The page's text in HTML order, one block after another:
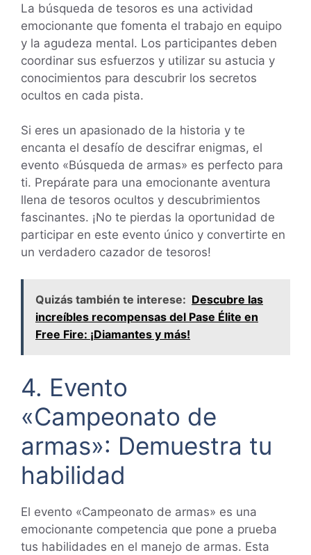
La búsqueda de tesoros es una actividad
emocionante que fomenta el trabajo en equipo
y la agudeza mental. Los participantes deben
coordinar sus esfuerzos y utilizar su astucia y
conocimientos para descubrir los secretos
ocultos en cada pista.
Si eres un apasionado de la historia y te
encanta el desafío de descifrar enigmas, el
evento «Búsqueda de armas» es perfecto para
ti. Prepárate para una emocionante aventura
llena de tesoros ocultos y descubrimientos
fascinantes. ¡No te pierdas la oportunidad de
participar en este evento único y convertirte en
un verdadero cazador de tesoros!
Quizás también te interese: Descubre las
increíbles recompensas del Pase Élite en
Free Fire: ¡Diamantes y más!
4. Evento
«Campeonato de
armas»: Demuestra tu
habilidad
El evento «Campeonato de armas» es una
emocionante competencia que pone a prueba
tus habilidades en el manejo de armas. Esta